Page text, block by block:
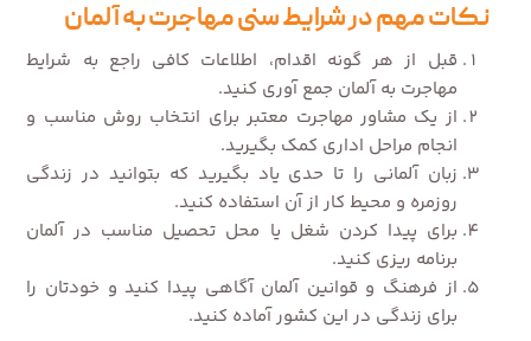
نکات مهم در شرایط سنی مهاجرت به آلمان
قبل از هر گونه اقدام، اطلاعات کافی راجع به شرایط
مهاجرت به آلمان جمع آوری کنید.
از یک مشاور مهاجرت معتبر برای انتخاب روش مناسب و
انجام مراحل اداری کمک بگیرید.
زبان آلمانی را تا حدی یاد بگیرید که بتوانید در زندگی
روزمره و محیط کار از آن استفاده کنید.
برای پیدا کردن شغل یا محل تحصیل مناسب در آلمان
برنامه ریزی کنید.
از فرهنگ و قوانین آلمان آگاهی پیدا کنید و خودتان را
برای زندگی در این کشور آماده کنید.